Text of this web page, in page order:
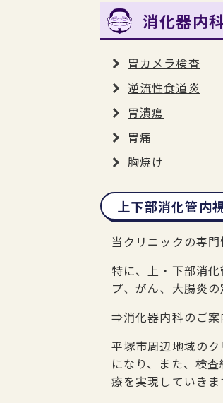
消化器内
胃カメラ検査
逆流性食道炎
胃潰瘍
胃痛
胸焼け
上下部消化管内
当クリニックの専
特に、上・下部消
プ、がん、大腸炎
⇒消化器内科のご案
平塚市周辺地域の
になり、また、検
療を実現していきま